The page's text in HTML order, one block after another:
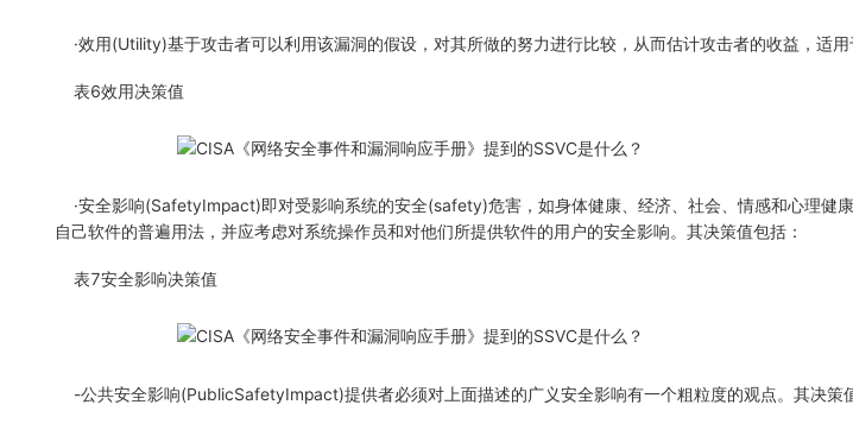
·效用(Utility)基于攻击者可以利用该漏洞的假设，对其所做的努力进行比较，从而估计攻击者的收益，适用
表6效用决策值
·安全影响(SafetyImpact)即对受影响系统的安全(safety)危害，如身体健康、经济、社会、情感和心理健
自己软件的普遍用法，并应考虑对系统操作员和对他们所提供软件的用户的安全影响。其决策值包括：
表7安全影响决策值
-公共安全影响(PublicSafetyImpact)提供者必须对上面描述的广义安全影响有一个粗粒度的观点。其决策